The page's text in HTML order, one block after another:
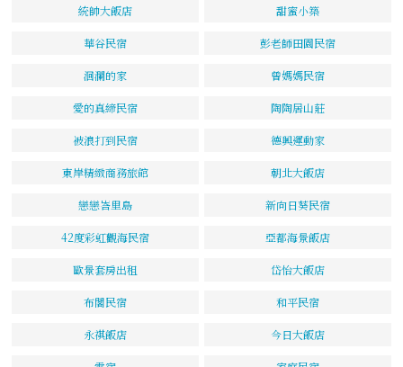
統帥大飯店 甜蜜小築
華谷民宿 彭老師田園民宿
洄瀾的家 曾媽媽民宿
愛的真締民宿 陶陶居山莊
被浪打到民宿 德興運動家
東岸精緻商務旅館 朝北大飯店
戀戀峇里島 新向日葵民宿
42度彩虹觀海民宿 亞都海景飯店
歐景套房出租 岱怡大飯店
布閣民宿 和平民宿
永祺飯店 今日大飯店